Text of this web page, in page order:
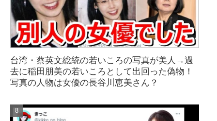
台湾・蔡英文総統の若いころの写真が美人→過
去に稲田朋美の若いころとして出回った偽物！
写真の人物は女優の長谷川恵美さん？